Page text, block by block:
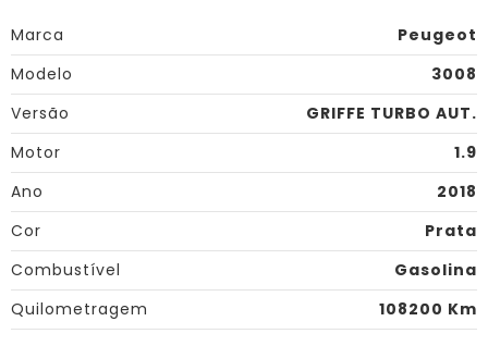
Marca
Peugeot
Modelo
3008
Versão
GRIFFE TURBO AUT.
Motor
1.9
Ano
2018
Cor
Prata
Combustível
Gasolina
Quilometragem
108200 Km